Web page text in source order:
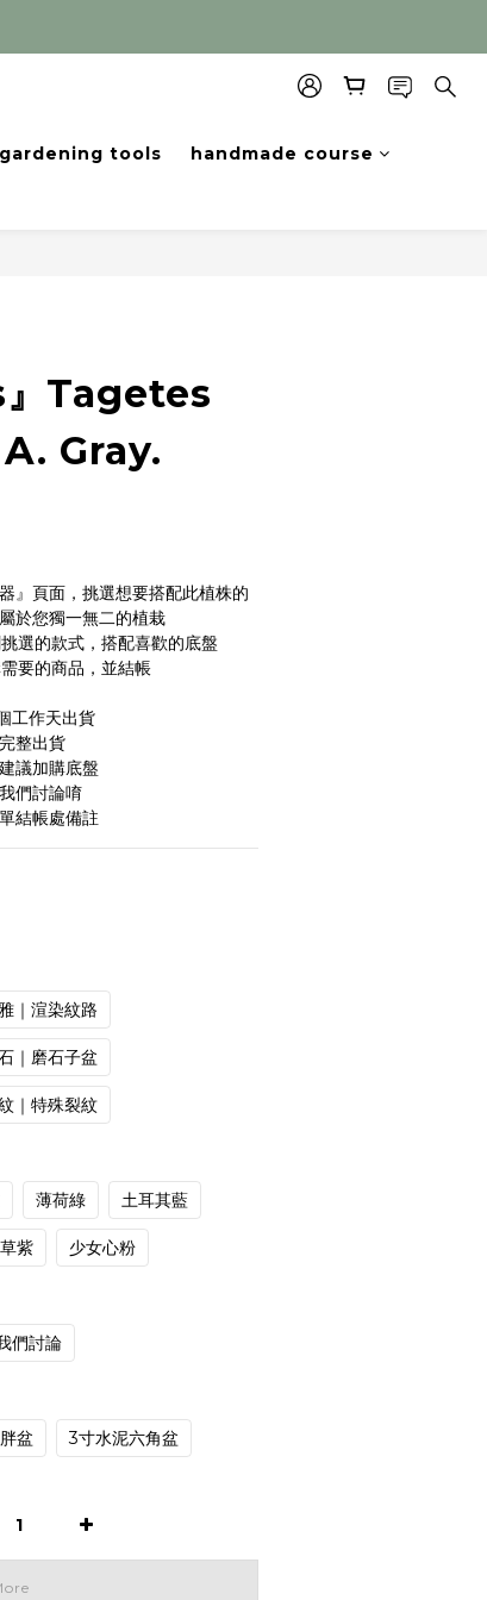
gardening tools handmade course
』Tagetes
Gray.
』頁面，挑選想要搭配此植株的
於您獨一無二的植栽
選的款式，搭配喜歡的底盤
要的商品，並結帳
工作天出貨
整出貨
議加購底盤
們討論唷
結帳處備註
｜渲染紋路
｜磨石子盆
｜特殊裂紋
薄荷綠 土耳其藍
紫 少女心粉
們討論
盆 3寸水泥六角盆